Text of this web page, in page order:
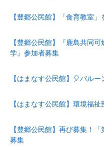
【豊郷公民館】「食育教室
【豊郷公民館】『鹿島共同
学』参加者募集
【はまなす公民館】🎈バル
【はまなす公民館】環境福
【豊郷公民館】再び募集！
募集